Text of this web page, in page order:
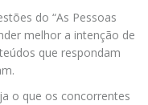
do “As Pessoas
melhor a intenção de
que respondam
o que os concorrentes